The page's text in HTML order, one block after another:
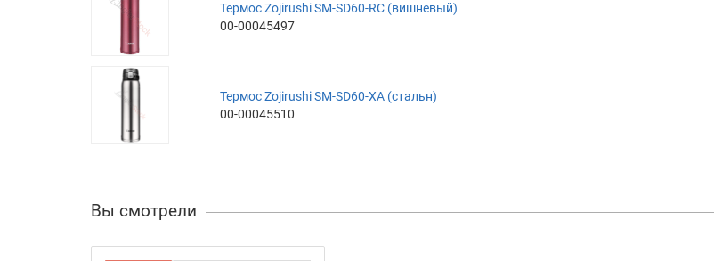
Термос Zojirushi SM-SD60-RC (вишневый)
00-00045497
Термос Zojirushi SM-SD60-XA (стальн)
00-00045510
Вы смотрели